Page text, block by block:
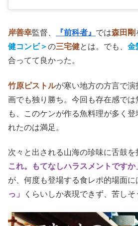
岸善幸監督、 『前科者』 では森田剛
健コンビ＞の三宅健とは。でも、 金
合ってて良かった。
竹原ピストルが寒い地方の方言で
画でも独り勝ち。今回も存在感で
も、このケンが作る魚料理が多く
れたのは満足。
次々と出される山海の珍味に舌鼓を
これ。もてなしハラスメントですか
が、何度も登場する食レポ的場面に
っ」
くらいしか表現できず、苦しそ